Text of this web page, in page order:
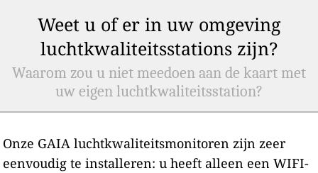
Weet u of er in uw omgeving
luchtkwaliteitsstations zijn?
Waarom zou u niet meedoen aan de kaart met
uw eigen luchtkwaliteitsstation?
Onze GAIA luchtkwaliteitsmonitoren zijn zeer
eenvoudig te installeren: u heeft alleen een WIFI-